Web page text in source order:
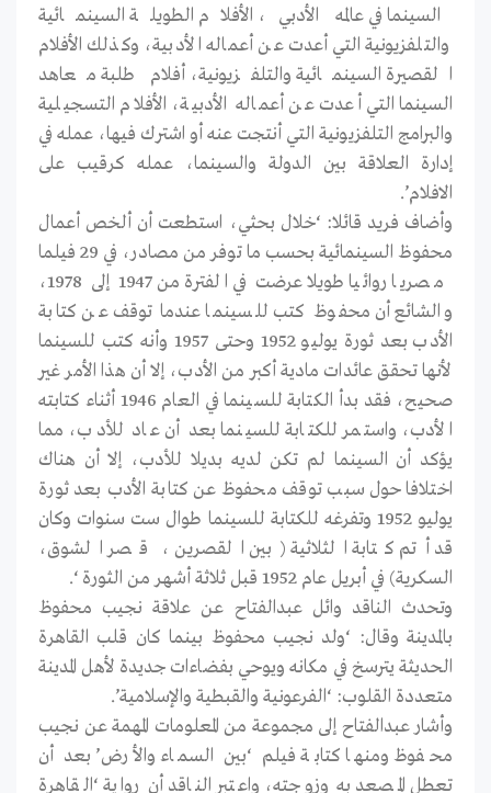
السينما في عالمه الأدبي، الأفلام الطويلة السينمائية
والتلفزيونية التي أعدت عن أعماله الأدبية، وكذلك الأفلام
القصيرة السينمائية والتلفزيونية، أفلام طلبة معاهد
السينما التي أعدت عن أعماله الأدبية، الأفلام التسجيلية
والبرامج التلفزيونية التي أنتجت عنه أو اشترك فيها، عمله في
إدارة العلاقة بين الدولة والسينما، عمله كرقيب على
الافلام’.
وأضاف فريد قائلا: ‘خلال بحثي، استطعت أن ألخص أعمال
محفوظ السينمائية بحسب ما توفر من مصادر، في 29 فيلما
مصريا روائيا طويلا عرضت في الفترة من 1947 إلى 1978،
والشائع أن محفوظ كتب للسينما عندما توقف عن كتابة
الأدب بعد ثورة يوليو 1952 وحتى 1957 وأنه كتب للسينما
لأنها تحقق عائدات مادية أكبر من الأدب، إلا أن هذا الأمر غير
صحيح، فقد بدأ الكتابة للسينما في العام 1946 أثناء كتابته
الأدب، واستمر للكتابة للسينما بعد أن عاد للأدب، مما
يؤكد أن السينما لم تكن لديه بديلا للأدب، إلا أن هناك
اختلافا حول سبب توقف محفوظ عن كتابة الأدب بعد ثورة
يوليو 1952 وتفرغه للكتابة للسينما طوال ست سنوات وكان
قد أتم كتابة الثلاثية (بين القصرين ، قصر الشوق،
السكرية) في أبريل عام 1952 قبل ثلاثة أشهر من الثورة ‘.
وتحدث الناقد وائل عبدالفتاح عن علاقة نجيب محفوظ
بالمدينة وقال: ‘ولد نجيب محفوظ بينما كان قلب القاهرة
الحديثة يترسخ في مكانه ويوحي بفضاءات جديدة لأهل المدينة
متعددة القلوب: ‘الفرعونية والقبطية والإسلامية’.
وأشار عبدالفتاح إلى مجموعة من المعلومات المهمة عن نجيب
محفوظ ومنها كتابة فيلم ‘بين السماء والأرض’ بعد أن
تعطل المصعد به وزوجته، واعتبر الناقد أن رواية ‘القاهرة